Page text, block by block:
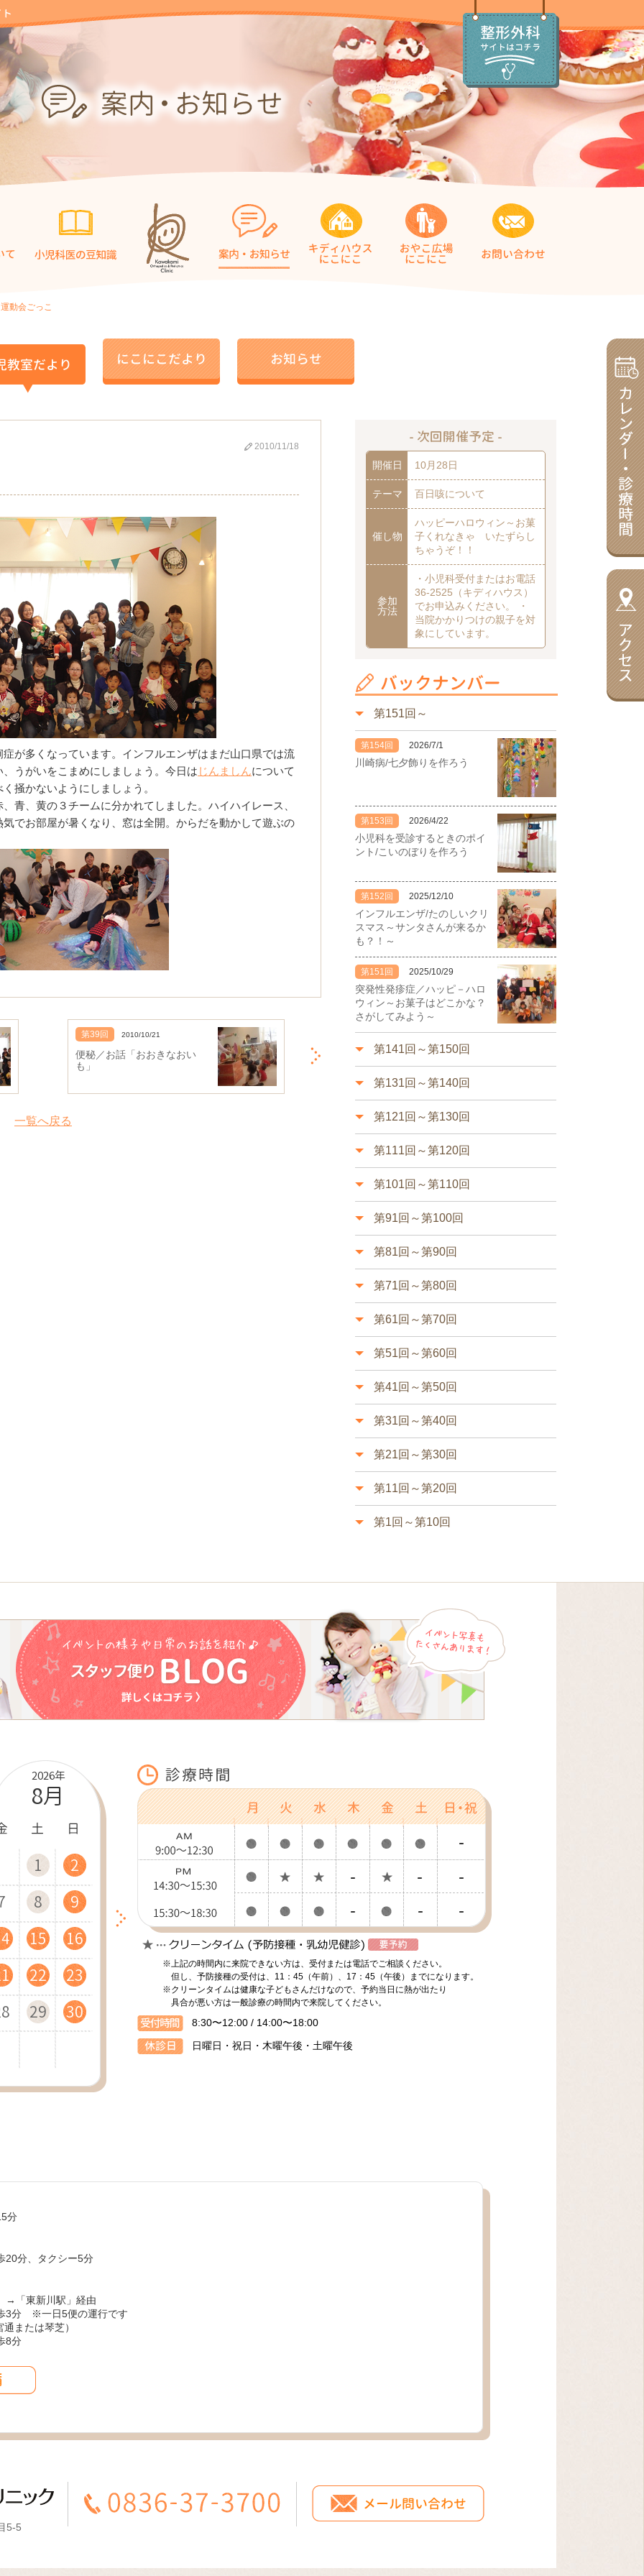
動会ごっこ
2010/11/18
が多くなっています。インフルエンザはまだ山口県では流
うがいをこまめにしましょう。今日は じんましんについて
掻かないようにしましょう。
青、黄の３チームに分かれてしました。ハイハイレース、
でお部屋が暑くなり、窓は全開。からだを動かして遊ぶの
第39回 2010/10/21
便秘／お話「おおきなおい
も」
一覧へ戻る
- 次回開催予定 -
開催日 10月28日
テーマ 百日咳について
催し物
ハッピーハロウィン～お菓
子くれなきゃ いたずらし
ちゃうぞ！！
参加
方法
・小児科受付またはお電話
36-2525（キディハウス）
でお申込みください。 ・
当院かかりつけの親子を対
象にしています。
第151回～
第154回 2026/7/1
川崎病/七夕飾りを作ろう
第153回 2026/4/22
小児科を受診するときのポイ
ント/こいのぼりを作ろう
第152回 2025/12/10
インフルエンザ/たのしいクリ
スマス～サンタさんが来るか
も？！～
第151回 2025/10/29
突発性発疹症／ハッピ－ハロ
ウィン～お菓子はどこかな？
さがしてみよう～
第141回～第150回
第131回～第140回
第121回～第130回
第111回～第120回
第101回～第110回
第91回～第100回
第81回～第90回
第71回～第80回
第61回～第70回
第51回～第60回
第41回～第50回
第31回～第40回
第21回～第30回
第11回～第20回
第1回～第10回
2026年
8月
1
2
8
9
15
16
22
23
29
30
5
6
12
13
19
20
26
27
3
4
10
11
17
18
24
25
31
1
7
8
14
15
21
22
28
29
5
6
12
13
19
20
26
27
2
3
9
10
16
17
23
24
30 31
6
7
13
14
20
21
27 28
6
7
13
14
20
21
27
28
3
4
10
11
17
18
24
25
1
2
8
9
15
16
22
23
29
30
5
6
12
13
19
20
26
27
3
4
10
11
17
18
24
25
31
※上記の時間内に来院できない方は、受付または電話でご相談ください。
但し、予防接種の受付は、11：45（午前）、17：45（午後）までになります。
※クリーンタイムは健康な子どもさんだけなので、予約当日に熱が出たり
具合が悪い方は一般診療の時間内で来院してください。
8:30〜12:00 / 14:00〜18:00
日曜日・祝日・木曜午後・土曜午後
分
20分、タクシー5分
→「東新川駅」経由
3分 ※一日5便の運行です
または琴芝）
8分
5-5